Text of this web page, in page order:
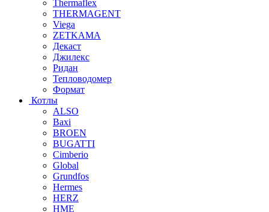
Thermaflex
THERMAGENT
Viega
ZETKAMA
Декаст
Джилекс
Ридан
Тепловодомер
Формат
Котлы
ALSO
Baxi
BROEN
BUGATTI
Cimberio
Global
Grundfos
Hermes
HERZ
HME